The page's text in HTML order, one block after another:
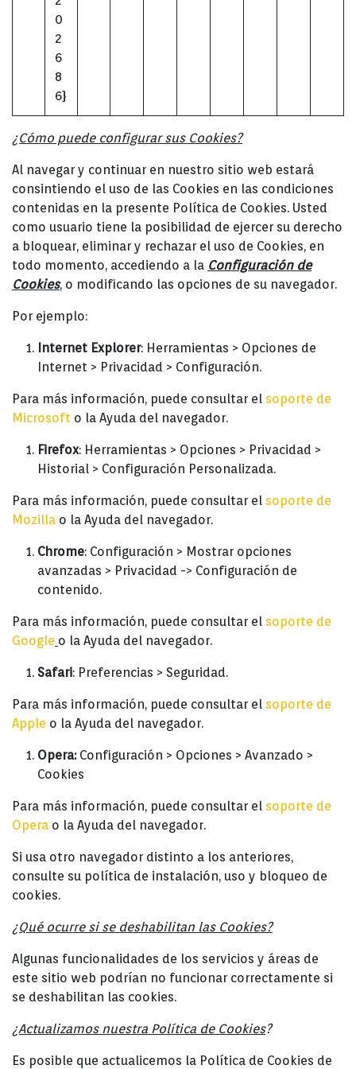
0
2
6
8
6}
¿Cómo puede configurar sus Cookies?
Al navegar y continuar en nuestro sitio web estará
consintiendo el uso de las Cookies en las condiciones
contenidas en la presente Política de Cookies. Usted
como usuario tiene la posibilidad de ejercer su derecho
a bloquear, eliminar y rechazar el uso de Cookies, en
todo momento, accediendo a la Configuración de
Cookies, o modificando las opciones de su navegador.
Por ejemplo:
Internet Explorer: Herramientas > Opciones de
Internet > Privacidad > Configuración.
Para más información, puede consultar el soporte de
Microsoft o la Ayuda del navegador.
Firefox: Herramientas > Opciones > Privacidad >
Historial > Configuración Personalizada.
Para más información, puede consultar el soporte de
Mozilla o la Ayuda del navegador.
Chrome: Configuración > Mostrar opciones
avanzadas > Privacidad -> Configuración de
contenido.
Para más información, puede consultar el soporte de
Google o la Ayuda del navegador.
Safari: Preferencias > Seguridad.
Para más información, puede consultar el soporte de
Apple o la Ayuda del navegador.
Opera: Configuración > Opciones > Avanzado >
Cookies
Para más información, puede consultar el soporte de
Opera o la Ayuda del navegador.
Si usa otro navegador distinto a los anteriores,
consulte su política de instalación, uso y bloqueo de
cookies.
¿Qué ocurre si se deshabilitan las Cookies?
Algunas funcionalidades de los servicios y áreas de
este sitio web podrían no funcionar correctamente si
se deshabilitan las cookies.
¿Actualizamos nuestra Política de Cookies?
Es posible que actualicemos la Política de Cookies de